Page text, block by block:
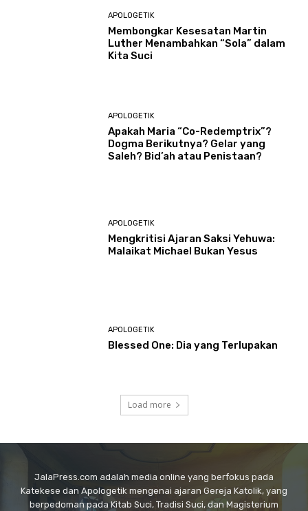
APOLOGETIK
Membongkar Kesesatan Martin
Luther Menambahkan “Sola” dalam
Kita Suci
APOLOGETIK
Apakah Maria “Co-Redemptrix”?
Dogma Berikutnya? Gelar yang
Saleh? Bid’ah atau Penistaan?
APOLOGETIK
Mengkritisi Ajaran Saksi Yehuwa:
Malaikat Michael Bukan Yesus
APOLOGETIK
Blessed One: Dia yang Terlupakan
Load more
JalaPress.com adalah media online yang berfokus pada
Katekese dan Apologetik mengenai ajaran Gereja Katolik, yang
berpedoman pada Kitab Suci, Tradisi Suci, dan Magisterium